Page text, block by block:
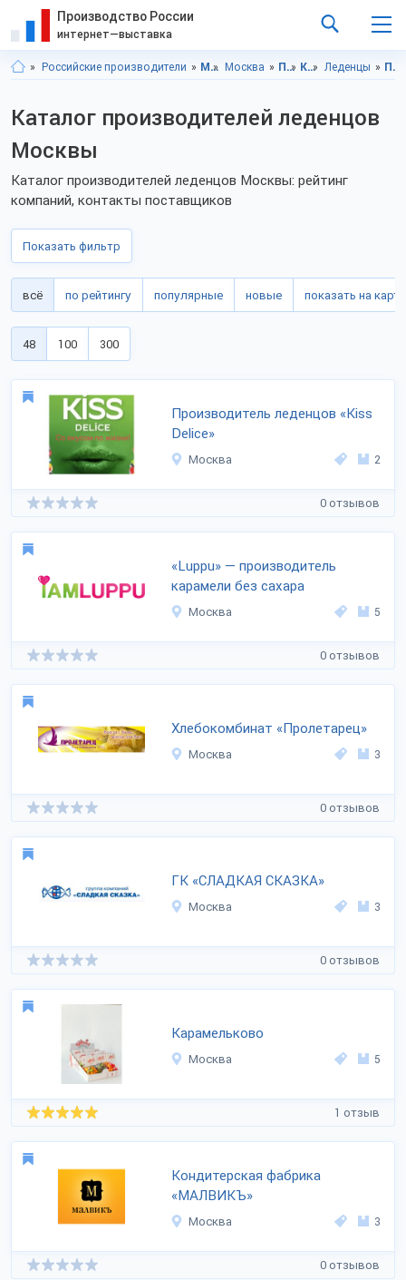
Производство России
интернет—выставка
Российские производители Московская область Москва Продукты питания Кондитерские изделия Леденцы Продукты питания, Московская область
Каталог производителей леденцов
Москвы
Каталог производителей леденцов Москвы: рейтинг
компаний, контакты поставщиков
Показать фильтр
всё по рейтингу популярные новые показать на карте
48 100 300
Производитель леденцов «Kiss
Delice»
Москва 2
0 отзывов
«Luppu» — производитель
карамели без сахара
Москва 5
0 отзывов
Хлебокомбинат «Пролетарец»
Москва 3
0 отзывов
ГК «СЛАДКАЯ СКАЗКА»
Москва 3
0 отзывов
Карамельково
Москва 5
1 отзыв
Кондитерская фабрика
«МАЛВИКЪ»
Москва 3
0 отзывов